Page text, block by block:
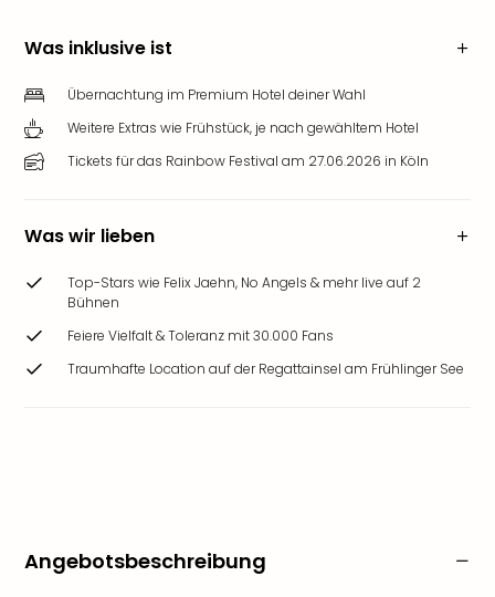
Was inklusive ist
Übernachtung im Premium Hotel deiner Wahl
Weitere Extras wie Frühstück, je nach gewähltem Hotel
Tickets für das Rainbow Festival am 27.06.2026 in Köln
Was wir lieben
Top-Stars wie Felix Jaehn, No Angels & mehr live auf 2
Bühnen
Feiere Vielfalt & Toleranz mit 30.000 Fans
Traumhafte Location auf der Regattainsel am Frühlinger See
Angebotsbeschreibung